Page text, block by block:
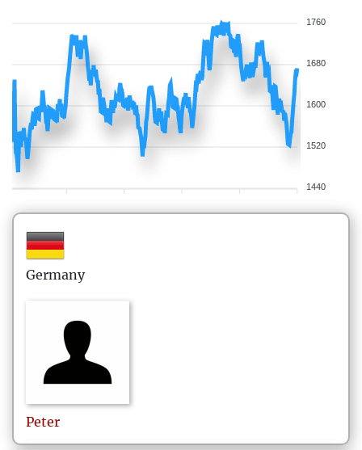
1760
1680
1600
1520
1440
Germany
Peter